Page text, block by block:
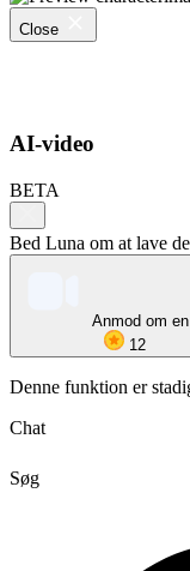
Close
AI-video
BETA
Bed Luna om at lave
Anmod om
12
Denne funktion er
Chat
Søg